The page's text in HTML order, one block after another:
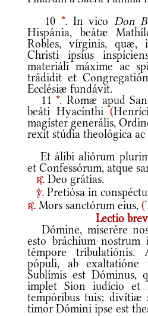
10 *. In vicoDon
Hispánia, beátæ
Robles, vírginis, quæ,
Christi ipsíus
materiáli máxime ac
trádidit et
Ecclésiæ fundávit.
11 *. Romæ apud
beáti Hyacínthi(
magíster generális,
rexit stúdia theológica
Et álibi aliórum
et Confessórum, atque
r. Deo grátias.
v. Pretiósa in
r. Mors sanctórum eius, (
Lectio
Dómine, miserére
esto bráchium
témpore
pópuli, ab exaltatióne
Sublímis est Dóminus,
implet Sion iudício
tempóribus tuis; divítiæ
timor Dómini ipse est